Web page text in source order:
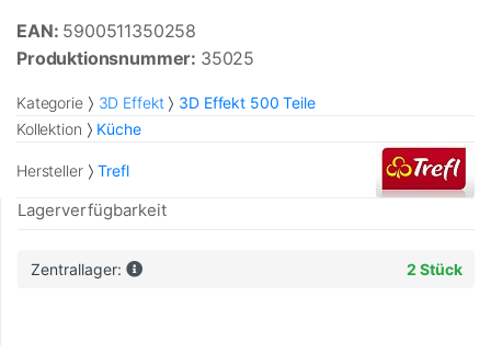
EAN: 5900511350258
Produktionsnummer: 35025
Kategorie 3D Effekt
3D Effekt 500 Teile
Kollektion
Küche
Hersteller Trefl
Lagerverfügbarkeit
Zentrallager: 2 Stück